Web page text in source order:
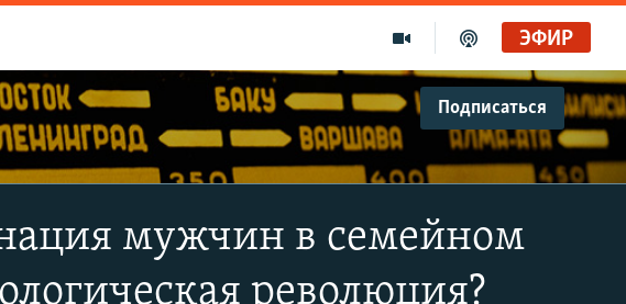
ЭФИР
Подписаться
мужчин в семейном
революция?